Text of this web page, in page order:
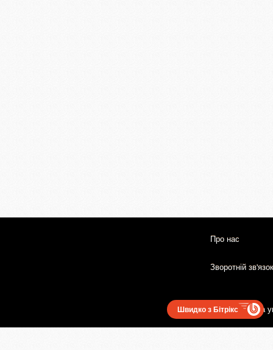
Про нас
Зворотній зв'язок
Користувацька
Швидко з Бітрікс